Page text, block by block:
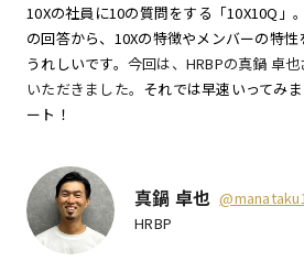
10Xの社員に10の質問をする「10X10Q」
の回答から、10Xの特徴やメンバーの特
うれしいです。 今回は、HRBPの真鍋 卓
いただきました。 それでは早速いってみ
ート！
真鍋 卓也
HRBP